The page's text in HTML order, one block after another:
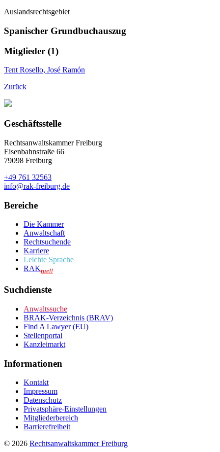
Auslandsrechtsgebiet
Spanischer Grundbuchauszug
Mitglieder (1)
Tent Rosello, José Ramón
Zurück
Geschäftsstelle
Rechtsanwaltskammer Freiburg
Eisenbahnstraße 66
79098 Freiburg
+49 761 32563
info@rak-freiburg.de
Bereiche
Die Kammer
Anwaltschaft
Rechtsuchende
Karriere
Leichte Sprache
RAKtuell
Suchdienste
Anwaltssuche
BRAK-Verzeichnis (BRAV)
Find A Lawyer (EU)
Stellenportal
Kanzleimarkt
Informationen
Kontakt
Impressum
Datenschutz
Privatsphäre-Einstellungen
Mitgliederbereich
Barrierefreiheit
© 2026 Rechtsanwaltskammer Freiburg